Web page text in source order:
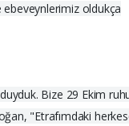
ebeveynlerimiz oldukça
Bize 29 Ekim
"Etrafımdaki